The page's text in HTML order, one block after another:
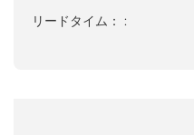
リードタイム： :